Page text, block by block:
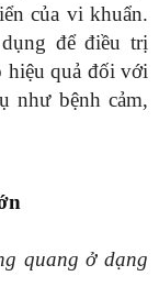
của vi khuẩn.
để điều trị
hiệu quả đối với
như bệnh cảm,
quang ở dạng